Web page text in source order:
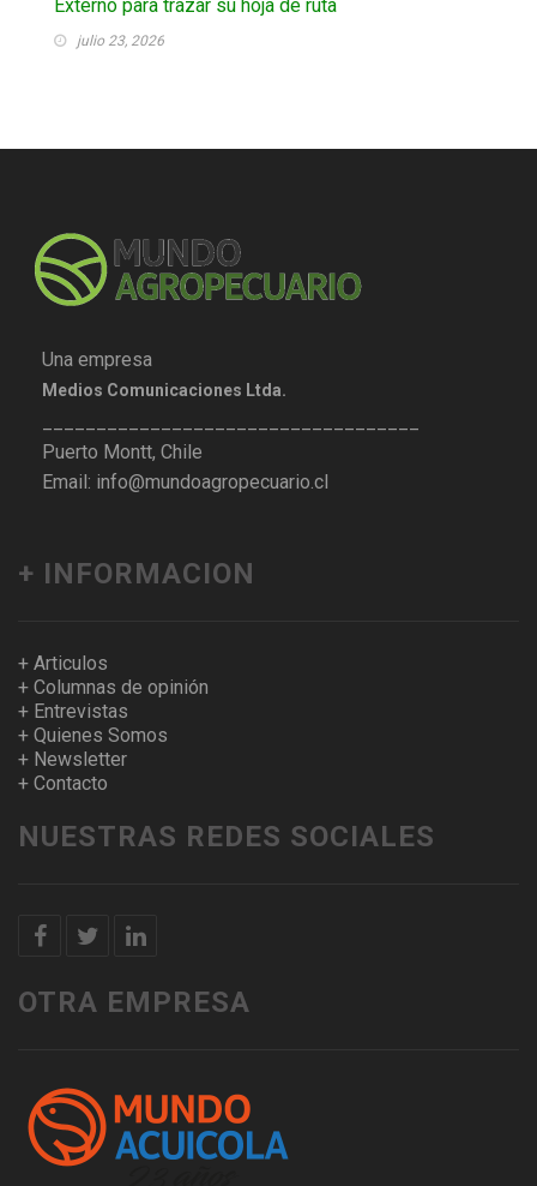
Externo para trazar su hoja de ruta
julio 23, 2026
Una empresa
Medios Comunicaciones Ltda.
Puerto Montt, Chile
Email: info@mundoagropecuario.cl
+ INFORMACION
+ Articulos
+ Columnas de opinión
+ Entrevistas
+ Quienes Somos
+ Newsletter
+ Contacto
NUESTRAS REDES SOCIALES
OTRA EMPRESA